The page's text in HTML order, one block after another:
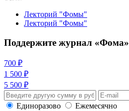
Лекторий "Фомы"
Лекторий "Фомы"
Поддержите журнал «Фома»
700 ₽
1 500 ₽
5 500 ₽
Единоразово
Ежемесячно